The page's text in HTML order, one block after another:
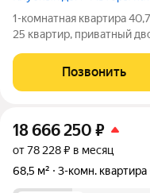
1-комнатная квартира
25 квартир, приватный
кто выбирает редкость,
детали. Продаётся
Позвонить
18 666 250 ₽
от 78 228 ₽ в месяц
68,5 м²
3-комн. квартира